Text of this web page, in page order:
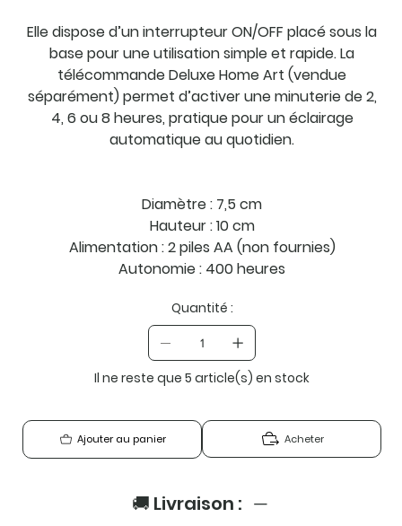
Elle dispose d’un interrupteur ON/OFF placé sous la
base pour une utilisation simple et rapide. La
télécommande Deluxe Home Art (vendue
séparément) permet d’activer une minuterie de 2,
4, 6 ou 8 heures, pratique pour un éclairage
automatique au quotidien.
Diamètre : 7,5 cm
Hauteur : 10 cm
Alimentation : 2 piles AA (non fournies)
Autonomie : 400 heures
Quantité :
Il ne reste que 5 article(s) en stock
Ajouter au panier Acheter
🚚 Livraison :